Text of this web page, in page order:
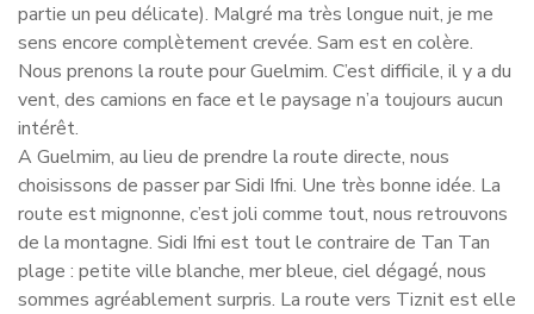
partie un peu délicate). Malgré ma très longue nuit, je me
sens encore complètement crevée. Sam est en colère.
Nous prenons la route pour Guelmim. C’est difficile, il y a du
vent, des camions en face et le paysage n’a toujours aucun
intérêt.
A Guelmim, au lieu de prendre la route directe, nous
choisissons de passer par Sidi Ifni. Une très bonne idée. La
route est mignonne, c’est joli comme tout, nous retrouvons
de la montagne. Sidi Ifni est tout le contraire de Tan Tan
plage : petite ville blanche, mer bleue, ciel dégagé, nous
sommes agréablement surpris. La route vers Tiznit est elle